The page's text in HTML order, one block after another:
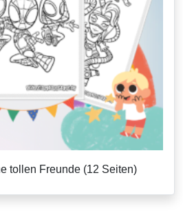
tollen Freunde (12 Seiten)